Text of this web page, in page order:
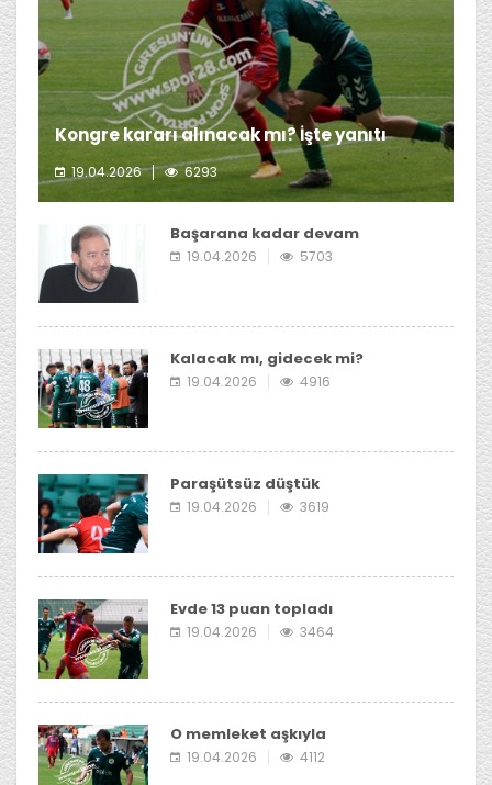
Kongre kararı alınacak mı? İşte yanıtı
19.04.2026 6293
Giresunspor Başkanı Emin Eltuğral'ın kongre kararı
Başarana kadar devam
19.04.2026 5703
Kalacak mı, gidecek mi?
19.04.2026 4916
Paraşütsüz düştük
19.04.2026 3619
Evde 13 puan topladı
19.04.2026 3464
O memleket aşkıyla
19.04.2026 4112